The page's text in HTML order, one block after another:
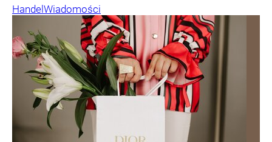
HandelWiadomości